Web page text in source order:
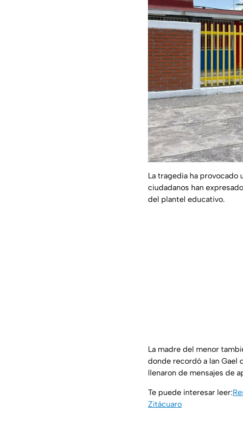
La tragedia ha provocado
ciudadanos han
del plantel educativo.
La madre del menor
donde recordó a Ian Gael
llenaron de mensajes de
Te puede interesar leer:
Zitácuaro